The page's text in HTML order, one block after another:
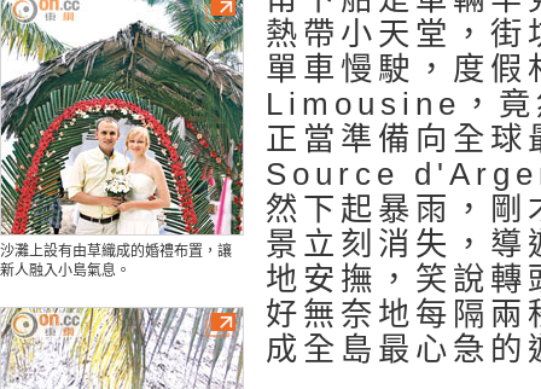
沙灘上設有由草織成的婚禮布置，讓
新人融入小島氣息。
熱帶小天堂，街
單車慢駛，度假
Limousine，竟
正當準備向全
Source
然下起暴雨，剛
景立刻消失，導
地安撫，笑說轉
好無奈地每隔兩
成全島最心急的